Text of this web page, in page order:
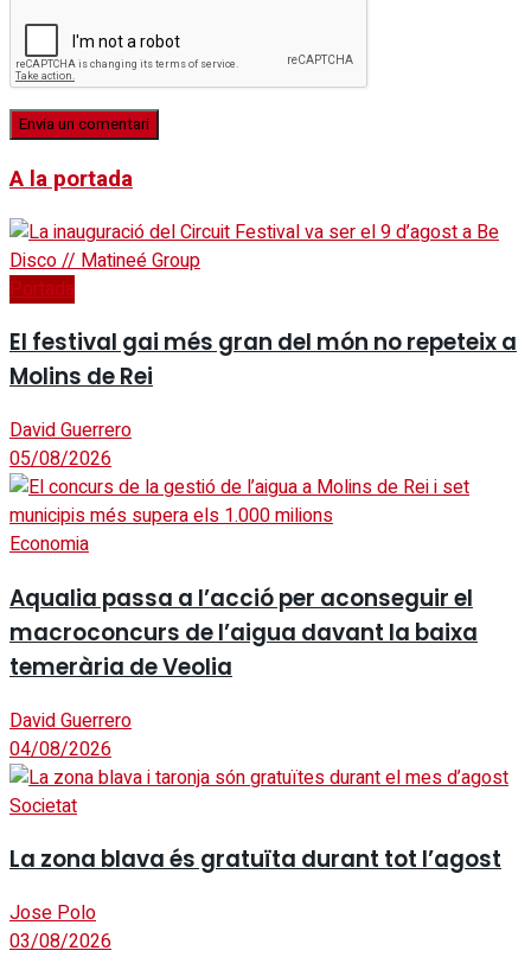
A la portada
Portada
El festival gai més gran del món no repeteix a
Molins de Rei
David Guerrero
05/08/2026
Economia
Aqualia passa a l’acció per aconseguir el
macroconcurs de l’aigua davant la baixa
temerària de Veolia
David Guerrero
04/08/2026
Societat
La zona blava és gratuïta durant tot l’agost
Jose Polo
03/08/2026